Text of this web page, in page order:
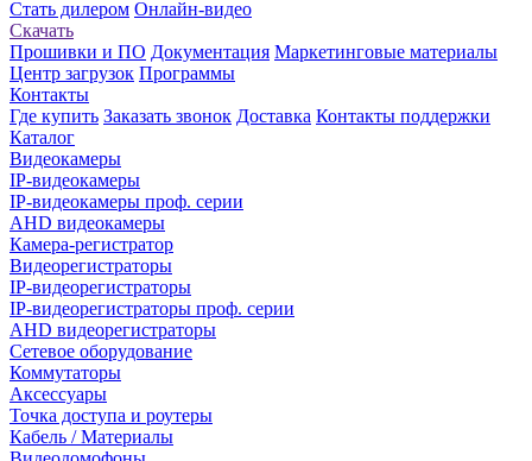
Стать дилером Онлайн-видео
Скачать
Прошивки и ПО Документация Маркетинговые материалы
Центр загрузок Программы
Контакты
Где купить Заказать звонок Доставка Контакты поддержки
Каталог
Видеокамеры
IP-видеокамеры
IP-видеокамеры проф. серии
AHD видеокамеры
Камера-регистратор
Видеорегистраторы
IP-видеорегистраторы
IP-видеорегистраторы проф. серии
AHD видеорегистраторы
Сетевое оборудование
Коммутаторы
Аксессуары
Точка доступа и роутеры
Кабель / Материалы